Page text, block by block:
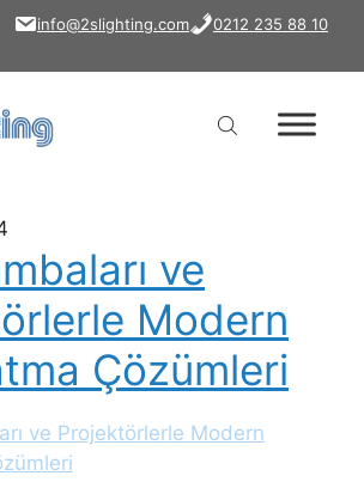
info@2slighting.com 0212 235 88 10
ve
Modern
Çözümleri